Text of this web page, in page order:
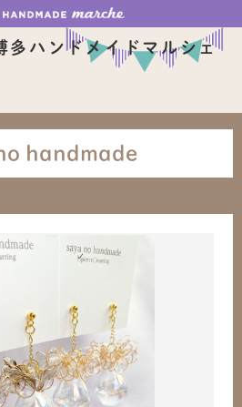
多ハンドメイドマルシェ
handmade